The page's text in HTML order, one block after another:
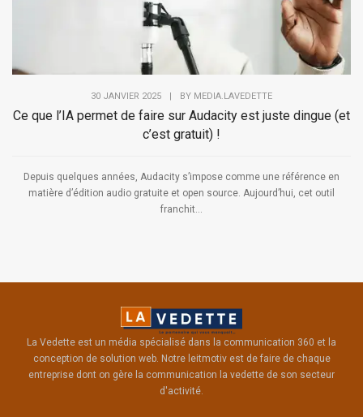
30 JANVIER 2025 | BY MEDIA.LAVEDETTE
Ce que l’IA permet de faire sur Audacity est juste dingue (et
c’est gratuit) !
Depuis quelques années, Audacity s’impose comme une référence en
matière d’édition audio gratuite et open source. Aujourd’hui, cet outil
franchit...
La Vedette est un média spécialisé dans la communication 360 et la
conception de solution web. Notre leitmotiv est de faire de chaque
entreprise dont on gère la communication la vedette de son secteur
d'activité.